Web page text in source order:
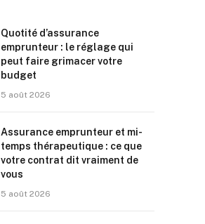
Quotité d’assurance
emprunteur : le réglage qui
peut faire grimacer votre
budget
5 août 2026
Assurance emprunteur et mi-
temps thérapeutique : ce que
votre contrat dit vraiment de
vous
5 août 2026